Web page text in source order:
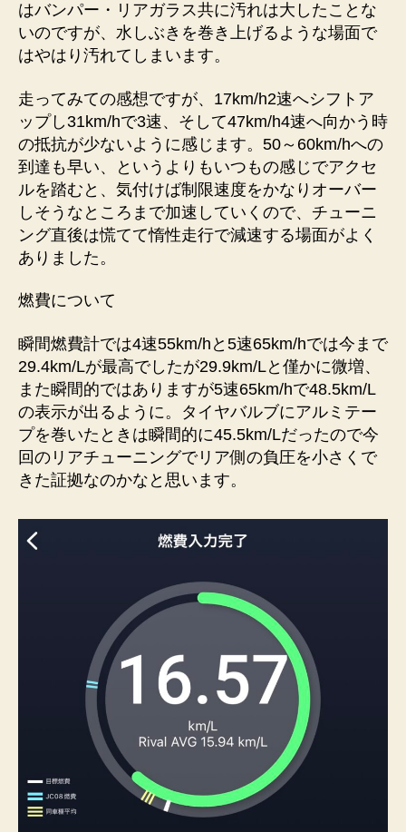
はバンパー・リアガラス共に汚れは大したことな
いのですが、水しぶきを巻き上げるような場面で
はやはり汚れてしまいます。
走ってみての感想ですが、17km/h2速へシフトア
ップし31km/hで3速、そして47km/h4速へ向かう時
の抵抗が少ないように感じます。50～60km/hへの
到達も早い、というよりもいつもの感じでアクセ
ルを踏むと、気付けば制限速度をかなりオーバー
しそうなところまで加速していくので、チューニ
ング直後は慌てて惰性走行で減速する場面がよく
ありました。
燃費について
瞬間燃費計では4速55km/hと5速65km/hでは今まで
29.4km/Lが最高でしたが29.9km/Lと僅かに微増、
また瞬間的ではありますが5速65km/hで48.5km/L
の表示が出るように。タイヤバルブにアルミテー
プを巻いたときは瞬間的に45.5km/Lだったので今
回のリアチューニングでリア側の負圧を小さくで
きた証拠なのかなと思います。